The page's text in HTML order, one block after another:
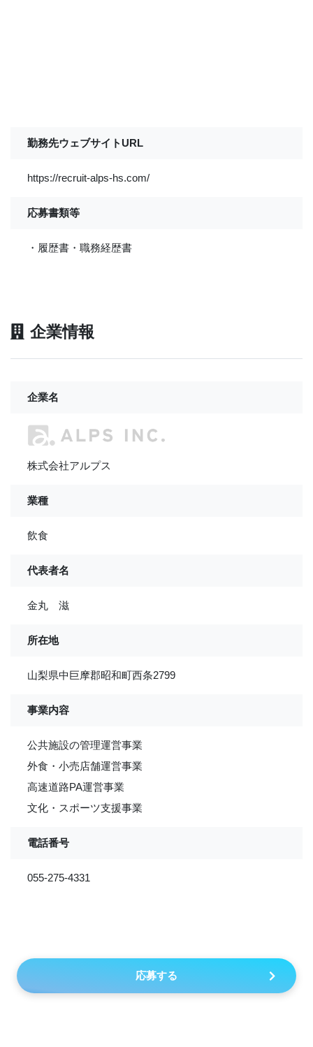
勤務先ウェブサイトURL
https://recruit-alps-hs.com/
応募書類等
・履歴書・職務経歴書
企業情報
企業名
株式会社アルプス
業種
飲食
代表者名
金丸 滋
所在地
山梨県中巨摩郡昭和町西条2799
事業内容
公共施設の管理運営事業
外食・小売店舗運営事業
高速道路PA運営事業
文化・スポーツ支援事業
電話番号
055-275-4331
応募する